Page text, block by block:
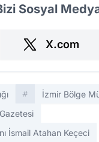
Sosyal
X.com
İzmir Bölge
İsmail Atahan Keçeci